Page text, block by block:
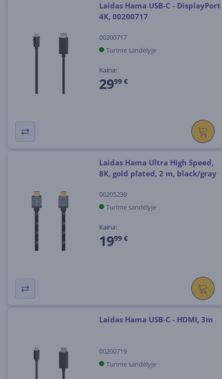
Laidas Hama USB-C - DisplayPort
4K, 00200717
00200717
Turime sandėlyje
Kaina:
2999 €
Laidas Hama Ultra High Speed,
8K, gold plated, 2 m, black/gray
00205239
Turime sandėlyje
Kaina:
1999 €
Laidas Hama USB-C - HDMI, 3m
00200719
Turime sandėlyje